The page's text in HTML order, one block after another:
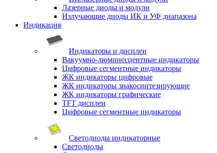
Лазерные диоды и модули
Излучающие диоды ИК и УФ диапазона
Индикация
Индикаторы и дисплеи
Вакуумно-люминесцентные индикаторы
Цифровые сегментные индикаторы
ЖК индикаторы цифровые
ЖК индикаторы знакосинтезирующие
ЖК индикаторы графические
TFT дисплеи
Цифровые сегментные индикаторы
Светодиоды индикаторные
Светодиоды